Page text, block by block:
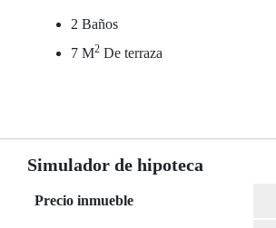
2 Baños
7 M2 De terraza
Simulador de hipoteca
Precio inmueble